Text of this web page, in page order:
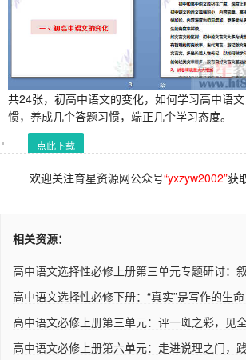
共24张，初高中语文的变化，如何学习高中语
惯，养成几个答题习惯，端正几个学习态度。
点此下载
欢迎关注育星资源网公众号“yxzyw2002”获
相关资源：
高中语文选择性必修上册第三单元专题研讨：
高中语文选择性必修下册：“真实”是写作的生
高中语文必修上册第三单元：评一斑之彩，
高中语文必修上册第六单元：走进说理之门